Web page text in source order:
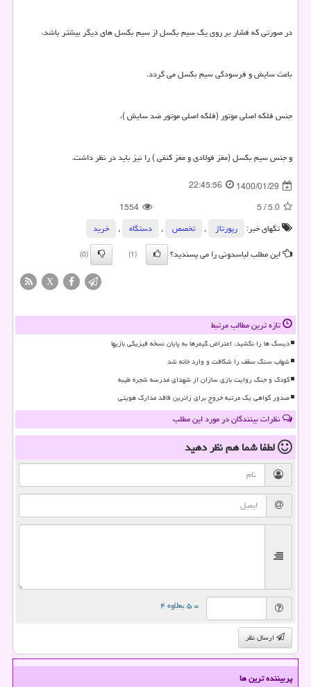
در صورتی که فشار بر روی یک سیم بکسل از سیم بکسل های دیگر بیشتر باشد،
باعث سایش و فرسودگی سیم بکسل می گردد.
جنس فلکه اصلی موتور (فلکه اصلی موتور ضد سایش )،
و جنس سیم بکسل (مغز فولادی و مغز کنفی ) را نیز باید در نظر داشت.
1400/01/29
22:45:56
5.0
/
5
1554
تگهای خبر:
رپورتاژ , تخصص , دستگاه ,
خرید
این مطلب لباسدونی را می پسندید؟
(1)
(0)
X
تازه ترین مطالب مرتبط
دیسک ها را نکشید، اعتراض گیمرها به پایان نسخه فیزیکی بازیها
شهاب سنگ سقف را شکافت و وارد خانه شد
کودک و جنگ روایت بازی سازان از شهدای مدرسه شجره طیبه
صدور گواهی یک مرتبه خروج برای زائرین فاقد مدارک هویتی
نظرات بینندگان در مورد این مطلب
لطفا شما همنظر دهید
= ۵ بعلاوه ۴
ارسال نظر
پربیننده ترین ها